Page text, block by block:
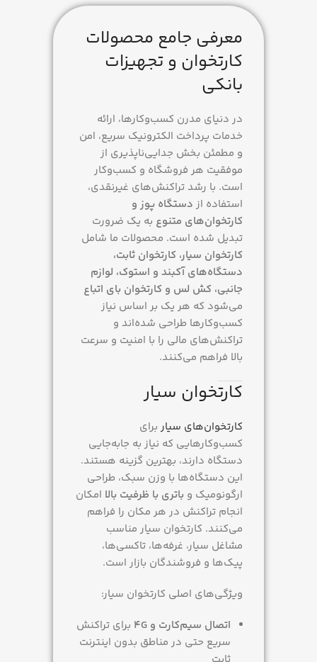
معرفی جامع محصولات
کارتخوان و تجهیزات
بانکی
در دنیای مدرن کسب‌وکارها، ارائه
خدمات پرداخت الکترونیک سریع، امن
و مطمئن بخش جدایی‌ناپذیری از
موفقیت هر فروشگاه و کسب‌وکار
است. با رشد تراکنش‌های غیرنقدی،
استفاده از دستگاه پوز و
کارتخوان‌های متنوع به یک ضرورت
تبدیل شده است. محصولات ما شامل
کارتخوان سیار، کارتخوان ثابت،
دستگاه‌های آکبند و استوک، لوازم
جانبی، کش لس و کارتخوان بای اتباع
می‌شود که هر یک بر اساس نیاز
کسب‌وکارها طراحی شده‌اند و
تراکنش‌های مالی را با امنیت و سرعت
بالا فراهم می‌کنند.
کارتخوان سیار
کارتخوان‌های سیار برای
کسب‌وکارهایی که نیاز به جابه‌جایی
دستگاه دارند، بهترین گزینه هستند.
این دستگاه‌ها با وزن سبک، طراحی
ارگونومیک و باتری با ظرفیت بالا امکان
انجام تراکنش در هر مکان را فراهم
می‌کنند. کارتخوان سیار مناسب
مشاغل سیار، غرفه‌ها، تاکسی‌ها،
پیک‌ها و فروشندگان بازار است.
ویژگی‌های اصلی کارتخوان سیار:
اتصال سیم‌کارت و 4G
برای تراکنش
سریع حتی در مناطق بدون اینترنت